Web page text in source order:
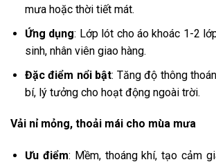
mưa hoặc thời tiết mát.
Ứng dụng: Lớp lót cho áo khoác 1-2
sinh, nhân viên giao hàng.
Đặc điểm nổi bật: Tăng độ thông
bí, lý tưởng cho hoạt động ngoài trời.
Vải nỉ mỏng, thoải mái cho mùa mưa
Ưu điểm: Mềm, thoáng khí, tạo cảm